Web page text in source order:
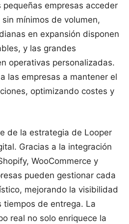
empresas acceder
mínimos de volumen,
en expansión disponen
y las grandes
operativas personalizadas.
las empresas a mantener el
optimizando costes y
de la estrategia de Looper
Gracias a la integración
WooCommerce y
pueden gestionar cada
mejorando la visibilidad
tiempos de entrega. La
real no solo enriquece la